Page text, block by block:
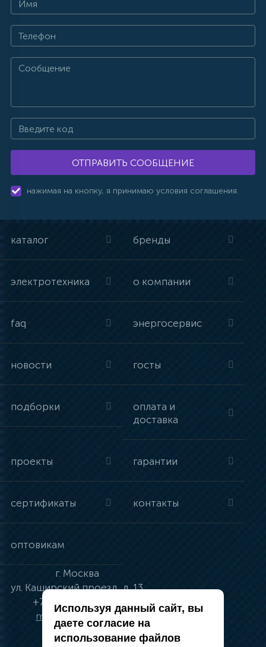
ОТПРАВИТЬ СООБЩЕНИЕ
нажимая на кнопку, я принимаю условия соглашения.
каталог бренды
электротехника о компании
faq энергосервис
новости госты
подборки
оплата и
доставка
проекты гарантии
сертификаты контакты
оптовикам
г. Москва
ул. Каширский проезд, д. 13
+7 (495) 134-41-83
moskva@vincci.ru
Используя данный сайт, вы
даете согласие на
использование файлов